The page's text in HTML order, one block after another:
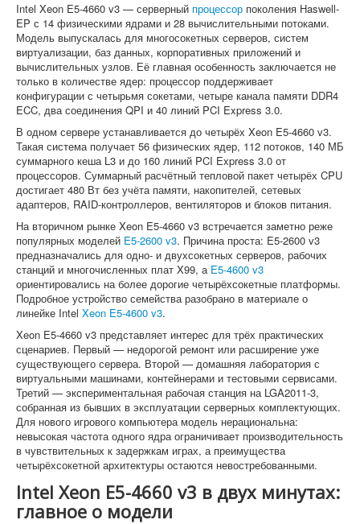
Intel Xeon E5-4660 v3 — серверный процессор поколения Haswell-
EP с 14 физическими ядрами и 28 вычислительными потоками.
Модель выпускалась для многосокетных серверов, систем
виртуализации, баз данных, корпоративных приложений и
вычислительных узлов. Её главная особенность заключается не
только в количестве ядер: процессор поддерживает
конфигурации с четырьмя сокетами, четыре канала памяти DDR4
ECC, два соединения QPI и 40 линий PCI Express 3.0.
В одном сервере устанавливается до четырёх Xeon E5-4660 v3.
Такая система получает 56 физических ядер, 112 потоков, 140 МБ
суммарного кеша L3 и до 160 линий PCI Express 3.0 от
процессоров. Суммарный расчётный тепловой пакет четырёх CPU
достигает 480 Вт без учёта памяти, накопителей, сетевых
адаптеров, RAID-контроллеров, вентиляторов и блоков питания.
На вторичном рынке Xeon E5-4660 v3 встречается заметно реже
популярных моделей E5-2600 v3. Причина проста: E5-2600 v3
предназначались для одно- и двухсокетных серверов, рабочих
станций и многочисленных плат X99, а E5-4600 v3
ориентировались на более дорогие четырёхсокетные платформы.
Подробное устройство семейства разобрано в материале о
линейке Intel Xeon E5-4600 v3.
Xeon E5-4660 v3 представляет интерес для трёх практических
сценариев. Первый — недорогой ремонт или расширение уже
существующего сервера. Второй — домашняя лаборатория с
виртуальными машинами, контейнерами и тестовыми сервисами.
Третий — экспериментальная рабочая станция на LGA2011-3,
собранная из бывших в эксплуатации серверных комплектующих.
Для нового игрового компьютера модель нерациональна:
невысокая частота одного ядра ограничивает производительность
в чувствительных к задержкам играх, а преимущества
четырёхсокетной архитектуры остаются невостребованными.
Intel Xeon E5-4660 v3 в двух минутах:
главное о модели